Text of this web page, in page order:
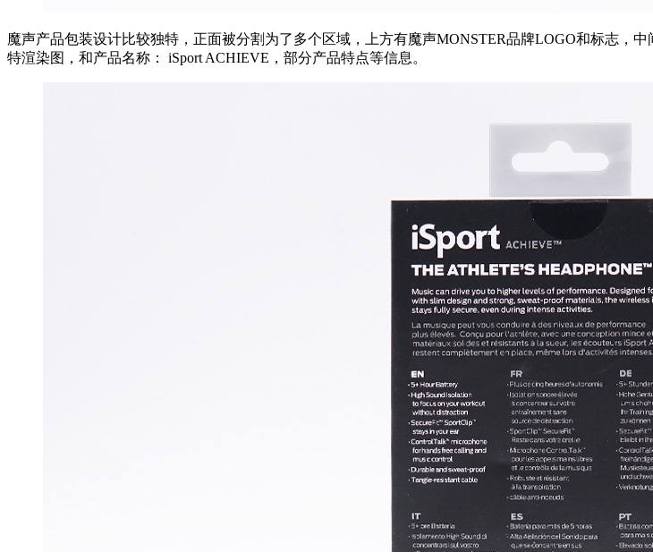
魔声产品包装设计比较独特，正面被分割为了多个区域，上方有魔声MONSTER品牌LOGO和标志，
特渲染图，和产品名称： iSport ACHIEVE，部分产品特点等信息。